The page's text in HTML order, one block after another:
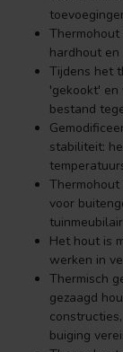
hardhout en
Tijdens het
'gekookt'
bestand
stabiliteit:
voor
tuinmeubilair
Het hout is
werken in
Thermisch
gezaagd
buiging